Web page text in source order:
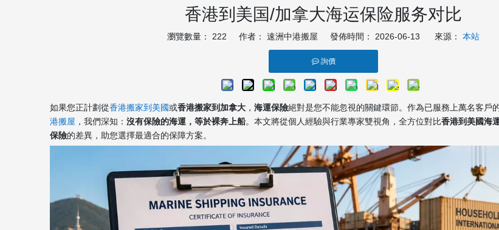
香港到美国/加拿大海运保险服务对比
瀏覽數量： 222 作者： 速洲中港搬屋 發佈時間： 2026-06-13 來源： 本站
詢價
如果您正計劃從香港搬家到美國或香港搬家到加拿大 ， 海運保險絕對是您不能忽視的關鍵環節。作為已服務上萬名客
港搬屋 ，我們深知： 沒有保險的海運，等於裸奔上船。本文將從個人經驗與行業專家雙視角，全方位對比香港到美國海
保險的差異，助您選擇最適合的保障方案。